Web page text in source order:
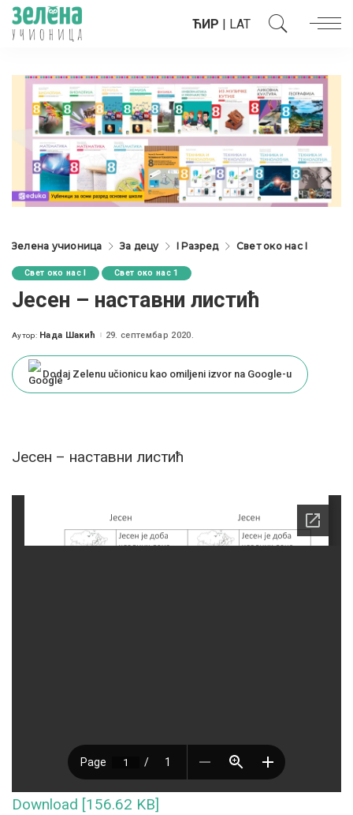
ЋИР | LAT
Зелена учионица За децу I Разред Свет око нас I
Свет око нас I Свет око нас 1
Jeсен – наставни листић
Posted
Аутор: Нада Шакић 29. септембар 2020.
Dodaj Zelenu učionicu kao omiljeni izvor na Google-u
Jeсен – наставни листић
Download [156.62 KB]